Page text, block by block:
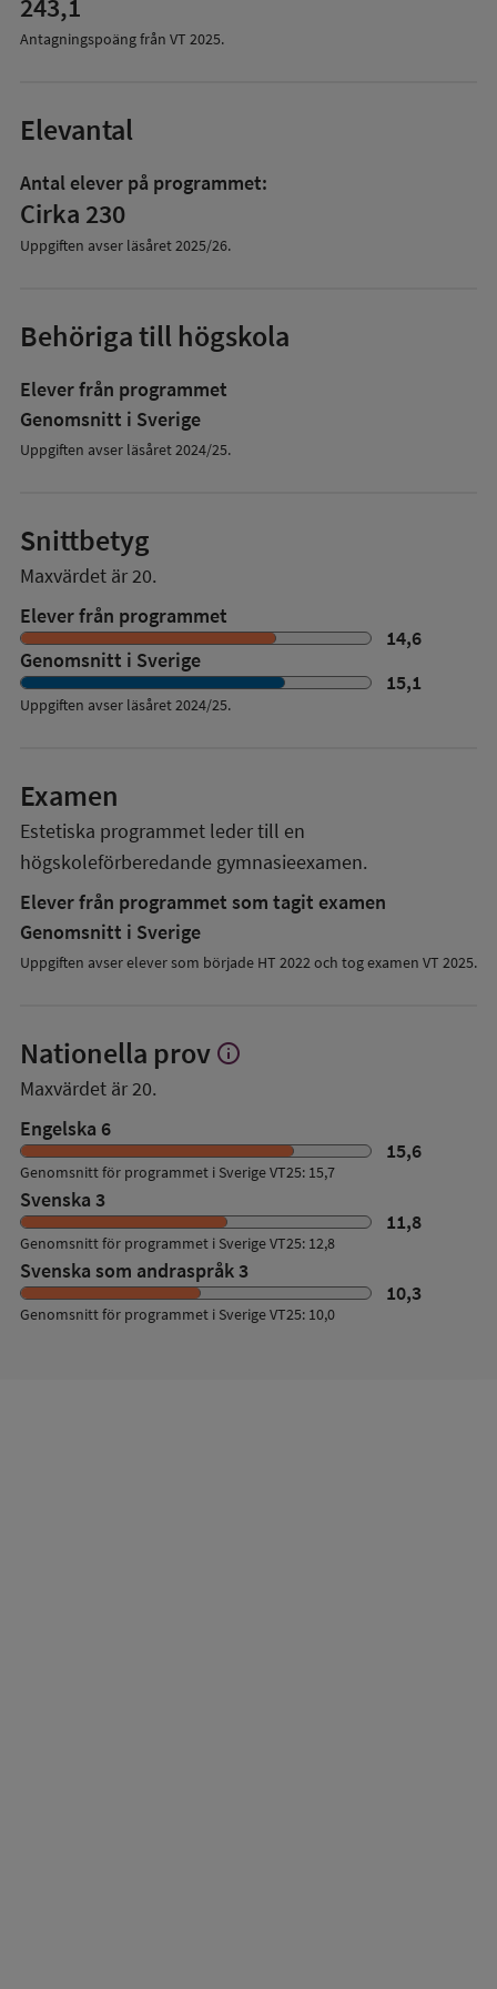
243,1
Antagningspoäng från VT 2025.
Elevantal
Antal elever på programmet:
Cirka 230
Uppgiften avser läsåret2025/26.
Behöriga till högskola
Elever från programmet
Genomsnitt i Sverige
Uppgiften avser läsåret 2024/25.
Snittbetyg
Maxvärdet är 20.
Elever från programmet
14,6
Genomsnitt i Sverige
15,1
Uppgiften avser läsåret2024/25.
Examen
Estetiska programmet leder till en
högskoleförberedande gymnasieexamen.
Elever från programmet som tagit examen
Genomsnitt i Sverige
Uppgiften avser elever som började HT 2022 och tog examen VT 2025.
Nationella prov Visa
prov
info
Maxvärdet är 20.
Engelska 6
15,6
Genomsnitt för programmet i Sverige VT25: 15,7
Svenska 3
11,8
Genomsnitt för programmet i Sverige VT25: 12,8
Svenska som andraspråk 3
10,3
Genomsnitt för programmet i Sverige VT25: 10,0